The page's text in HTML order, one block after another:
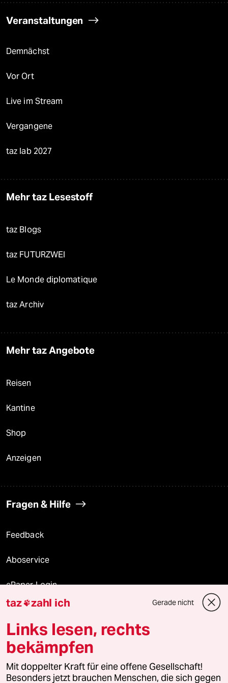
Veranstaltungen
Demnächst
Vor Ort
Live im Stream
Vergangene
taz lab 2027
Mehr taz Lesestoff
taz Blogs
taz FUTURZWEI
Le Monde diplomatique
taz Archiv
Mehr taz Angebote
Reisen
Kantine
Shop
Anzeigen
Fragen & Hilfe
Feedback
Aboservice
ePaper Login
Downloads für Abonnierende
© 2026 taz Verlags und Vertriebs GmbH
Alle Rechte vorbehalten. Bei rechtlichen Fragen oder für Genehmigungen
wenden Sie sich bitte an
lizenzen@taz.de
taz zahl ich Gerade nicht
Links lesen, rechts
bekämpfen
Mit doppelter Kraft für eine offene Gesellschaft!
Besonders jetzt brauchen Menschen, die sich gegen